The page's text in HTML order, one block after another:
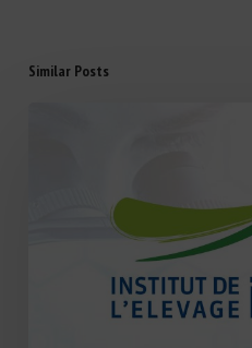
Similar Posts